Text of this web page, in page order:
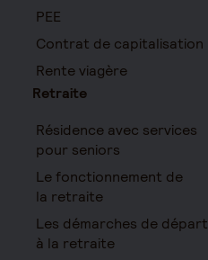
PEE
Contrat de capitalisation
Rente viagère
Retraite
Résidence avec services
pour seniors
Le fonctionnement de
la retraite
Les démarches de départ
à la retraite